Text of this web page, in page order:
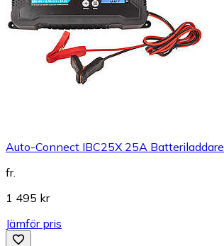
Auto-Connect IBC25X 25A Batteriladdare
fr.
1 495 kr
Jämför pris